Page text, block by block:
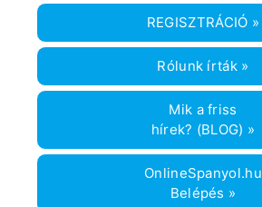
REGISZTRÁCIÓ »
Rólunk írták »
Mik a friss
hírek? (BLOG) »
OnlineSpanyol.hu
Belépés »